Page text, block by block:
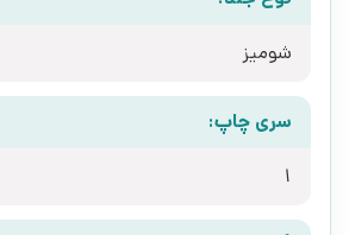
شومیز
سری چاپ:
1